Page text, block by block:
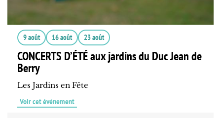
9 août 16 août 23 août
CONCERTS D’ÉTÉ aux jardins du Duc Jean de
Berry
Les Jardins en Fête
Voir cet événement